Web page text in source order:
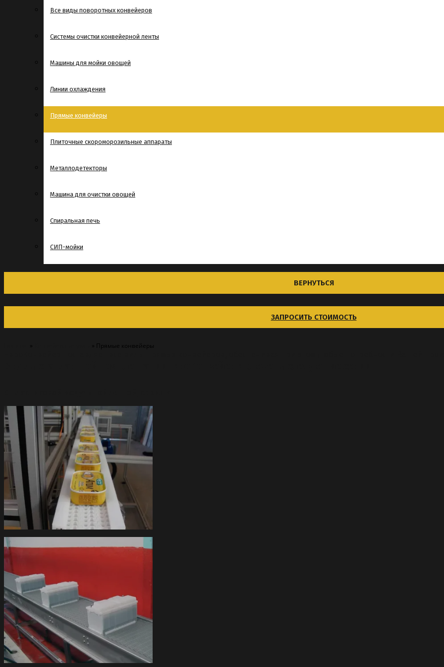
Все виды поворотных конвейеров
Системы очистки конвейерной ленты
Машины для мойки овощей
Линии охлаждения
Прямые конвейеры
Плиточные скороморозильные аппараты
Металлодетекторы
Машина для очистки овощей
Спиральная печь
СИП-мойки
ВЕРНУТЬСЯ
ЗАПРОСИТЬ СТОИМОСТЬ
» » Прямые конвейеры